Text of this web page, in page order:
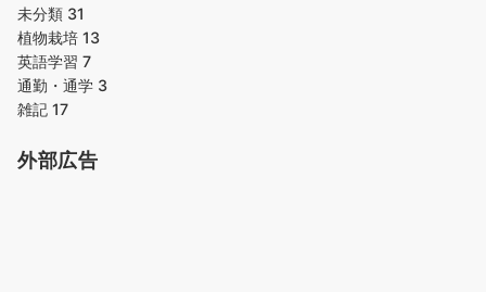
未分類 31
植物栽培 13
英語学習 7
通勤・通学 3
雑記 17
外部広告